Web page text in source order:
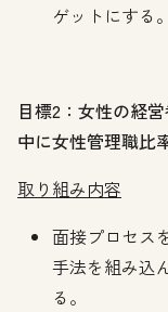
ゲットにする。
目標2：女性の経
中に女性管理職比
取り組み内容
面接プロセス
手法を組み込
る。